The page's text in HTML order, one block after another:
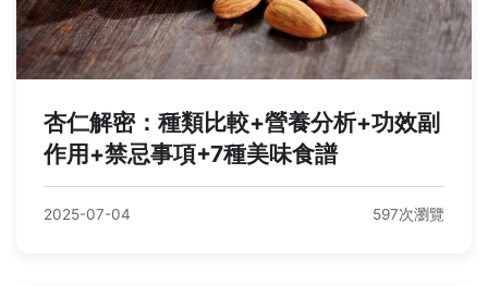
杏仁解密：種類比較+營養分析+功效副
作用+禁忌事項+7種美味食譜
2025-07-04 597次瀏覽